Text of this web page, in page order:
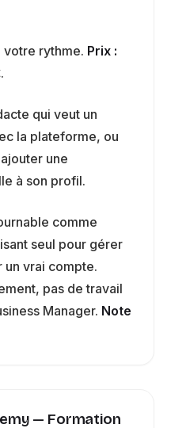
votre rythme. Prix :
qui veut un
la plateforme, ou
une
à son profil.
comme
seul pour gérer
un vrai compte.
pas de travail
Manager. Note
— Formation